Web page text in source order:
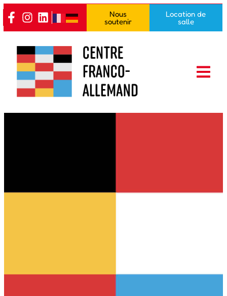
Nous
soutenir
Location de
salle